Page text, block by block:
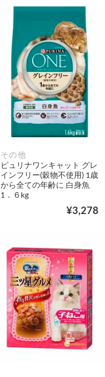
その他
ピュリナワンキャット グレ
インフリー(穀物不使用) 1歳
から全ての年齢に 白身魚
1．６kg
¥3,278